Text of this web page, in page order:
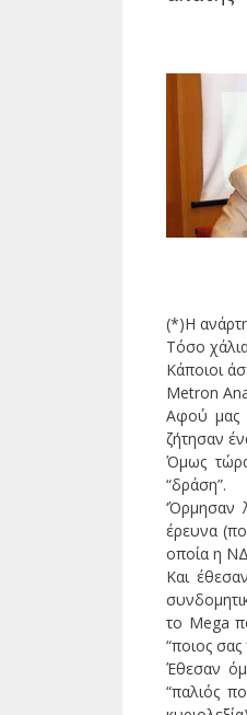
(*)Η
Τόσο
Κάποιοι
Metron
Αφού μας
ζήτησαν
Όμως τώρα
“δράση”.
‘Όρμησαν
έρευνα
οποία η
Και
το Mega
“ποιος
Έθεσαν
“παλιός